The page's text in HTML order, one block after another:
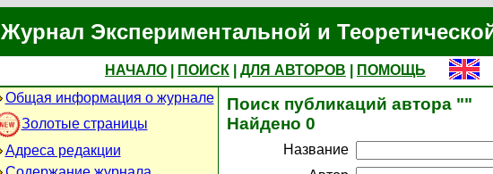
Журнал Экспериментальной и
НАЧАЛО ПОИСК ДЛЯ АВТОРОВ
ПОМОЩЬ
Общая информация о журнале
Золотые страницы
Адреса редакции
Поиск публикаций автора ""
Найдено 0
Название